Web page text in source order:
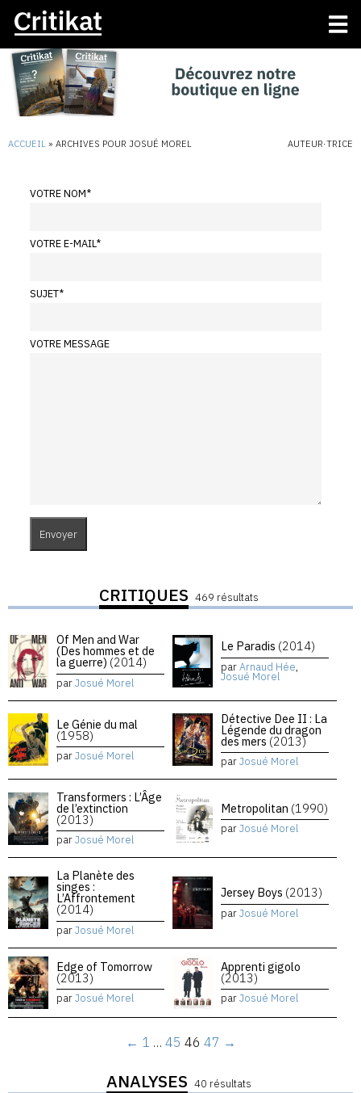
ACCUEIL » ARCHIVES POUR JOSUÉ MOREL AUTEUR·TRICE
VOTRE NOM*
VOTRE E-MAIL*
SUJET*
VOTRE MESSAGE
CRITIQUES 469 résultats
Of Men and War
(Des hommes et de
la guerre) (2014)
parJosué Morel
Le Paradis (2014)
parArnaud Hée,
Josué Morel
Le Génie du mal
(1958)
parJosué Morel
Détective Dee II : La
Légende du dragon
des mers (2013)
parJosué Morel
Transformers : L’Âge
de l’extinction
(2013)
parJosué Morel
Metropolitan (1990)
parJosué Morel
La Planète des
singes :
L’Affrontement
(2014)
parJosué Morel
Jersey Boys (2013)
parJosué Morel
Edge of Tomorrow
(2013)
parJosué Morel
Apprenti gigolo
(2013)
parJosué Morel
← 1 … 45 46 47 →
ANALYSES 40 résultats